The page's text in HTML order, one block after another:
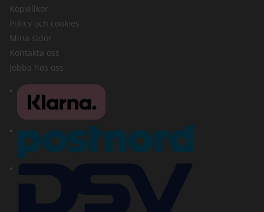
Köpvillkor
Policy och cookies
Mina sidor
Kontakta oss
Jobba hos oss